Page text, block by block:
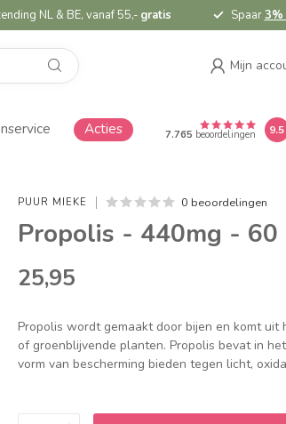
NL & BE, vanaf 55,- gratis Spaar3%
Mijn
Acties 7.765 beoordelingen 9.5
PUUR MIEKE 0 beoordelingen
Propolis - 440mg - 60
25,95
Propolis wordt gemaakt door bijen en komt uit
of groenblijvende planten. Propolis bevat in
vorm van bescherming bieden tegen licht,